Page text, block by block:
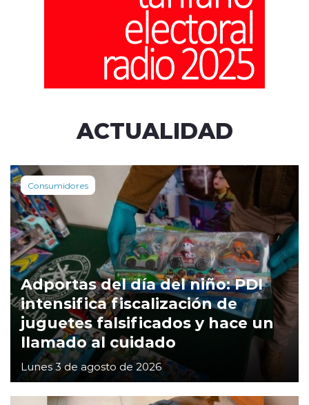
ACTUALIDAD
Consumidores
Adportas del día del niño: PDI
intensifica fiscalización de
juguetes falsificados y hace un
llamado al cuidado
Lunes 3 de agosto de 2026